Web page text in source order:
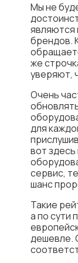
Мы не
являются
брендов.
же
уверяют,
Очень
для
вот
сервис,
шанс
Такие
а по сути
дешевле.